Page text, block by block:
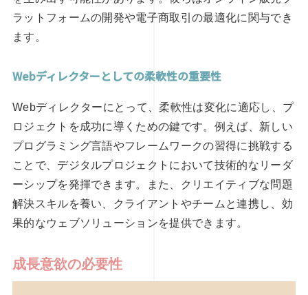
ラットフォームの開発や電子商取引の最適化に関与でき
ます。
Webディレクターとしての柔軟性の重要性
Webディレクターにとって、柔軟性は変化に適応し、プ
ロジェクトを成功に導くための鍵です。例えば、新しい
プログラミング言語やフレームワークの習得に挑戦する
ことで、デジタルプロジェクトにおいて技術的なリーダ
ーシップを発揮できます。また、クリエイティブな問題
解決スキルを養い、クライアントやチームと連携し、効
果的なウェブソリューションを提供できます。
成長意欲の必要性